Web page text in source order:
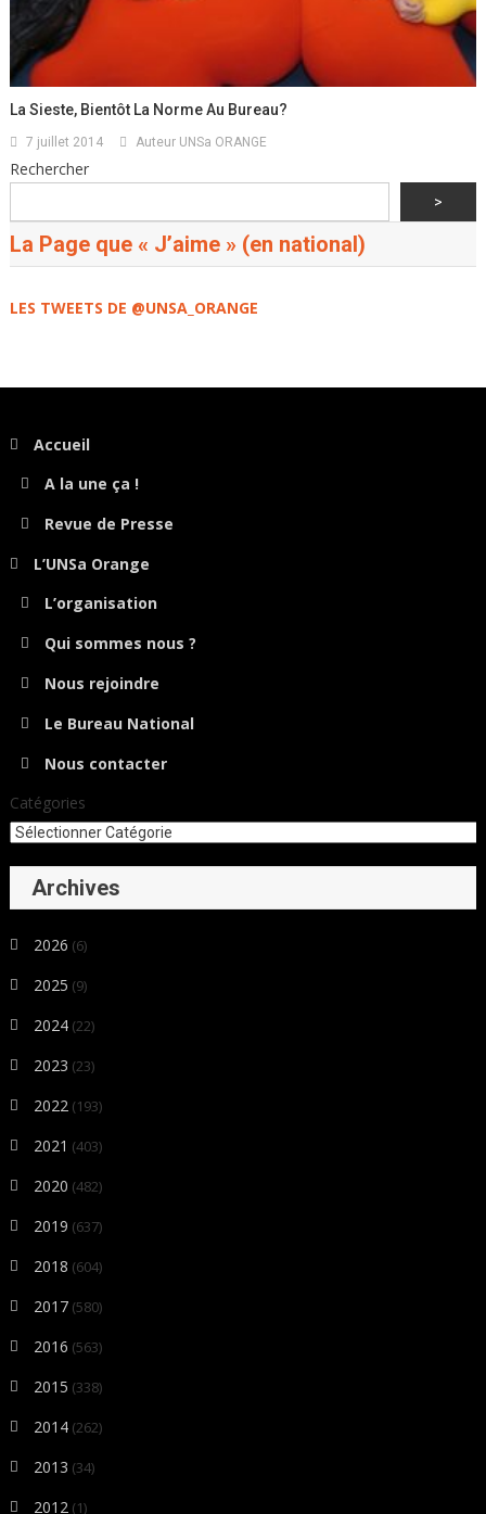
La Sieste, Bientôt La Norme Au Bureau?
7 juillet 2014 Auteur UNSa ORANGE
Rechercher
>
La Page que « J’aime » (en national)
LES TWEETS DE @UNSA_ORANGE
Accueil
A la une ça !
Revue de Presse
L’UNSa Orange
L’organisation
Qui sommes nous ?
Nous rejoindre
Le Bureau National
Nous contacter
Catégories
Archives
2026 (6)
2025 (9)
2024 (22)
2023 (23)
2022 (193)
2021 (403)
2020 (482)
2019 (637)
2018 (604)
2017 (580)
2016 (563)
2015 (338)
2014 (262)
2013 (34)
2012 (1)